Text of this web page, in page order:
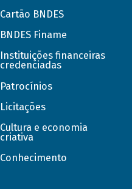
Cartão BNDES
BNDES Finame
Instituições financeiras
credenciadas
Patrocínios
Licitações
Cultura e economia
criativa
Conhecimento